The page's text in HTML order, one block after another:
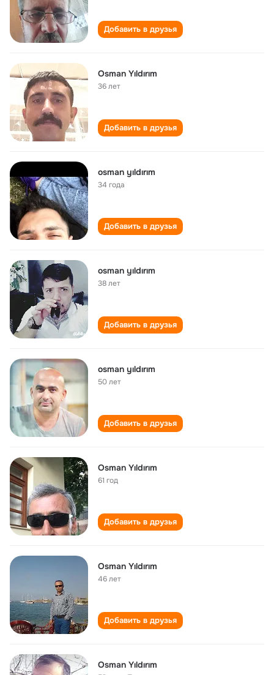
Добавить в друзья
Osman Yıldırım
36 лет
Добавить в друзья
osman yıldırım
34 года
Добавить в друзья
osman yıldırım
38 лет
Добавить в друзья
osman yıldırım
50 лет
Добавить в друзья
Osman Yıldırım
61 год
Добавить в друзья
Osman Yıldırım
46 лет
Добавить в друзья
Osman Yıldırım